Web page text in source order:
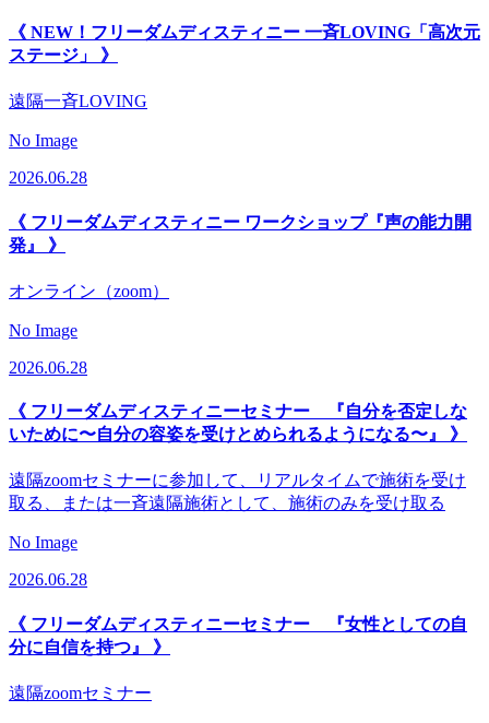
《 NEW！フリーダムディスティニー 一斉LOVING「高次元
ステージ」 》
遠隔一斉LOVING
No Image
2026.06.28
《 フリーダムディスティニー ワークショップ『声の能力開
発』 》
オンライン（zoom）
No Image
2026.06.28
《 フリーダムディスティニーセミナー 『自分を否定しな
いために〜自分の容姿を受けとめられるようになる〜』 》
遠隔zoomセミナーに参加して、リアルタイムで施術を受け
取る、または一斉遠隔施術として、施術のみを受け取る
No Image
2026.06.28
《 フリーダムディスティニーセミナー 『女性としての自
分に自信を持つ』 》
遠隔zoomセミナー